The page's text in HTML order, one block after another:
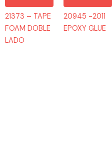
21373 – TAPE
FOAM DOBLE
LADO
20945 -2011
EPOXY GLUE